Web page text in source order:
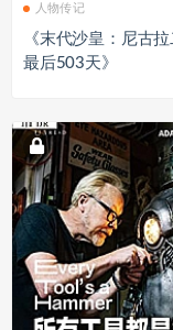
人物传记
《末代沙皇：尼古
最后503天》